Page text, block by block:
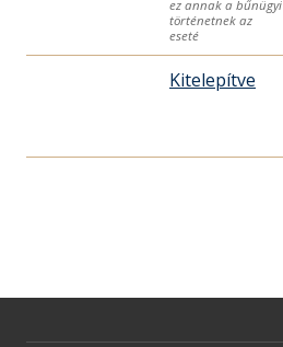
ez annak a bűnügyi
történetnek az
eseté
Kitelepítve